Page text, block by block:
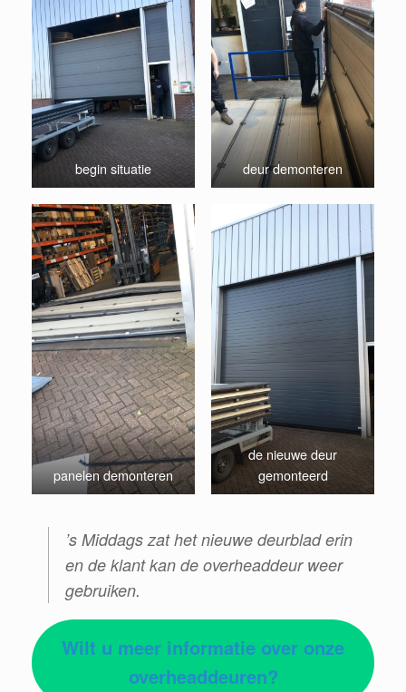
begin situatie deur demonteren
panelen demonteren
de nieuwe deur
gemonteerd
’s Middags zat het nieuwe deurblad erin
en de klant kan de overheaddeur weer
gebruiken.
Wilt u meer informatie over onze
overheaddeuren?